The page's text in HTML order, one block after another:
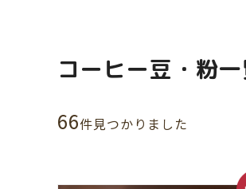
コーヒー豆・粉
66件⾒つかりました